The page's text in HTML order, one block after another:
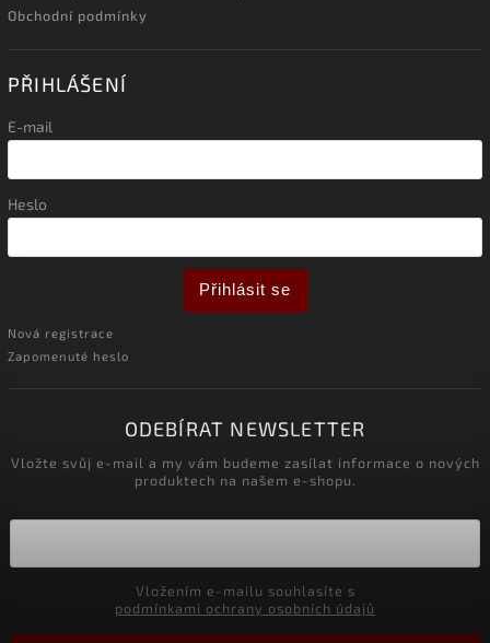
Obchodní podmínky
PŘIHLÁŠENÍ
E-mail
Heslo
Přihlásit se
Nová registrace
Zapomenuté heslo
ODEBÍRAT NEWSLETTER
Vložte svůj e-mail a my vám budeme zasílat informace o nových
produktech na našem e-shopu.
podmínkami ochrany osobních údajů